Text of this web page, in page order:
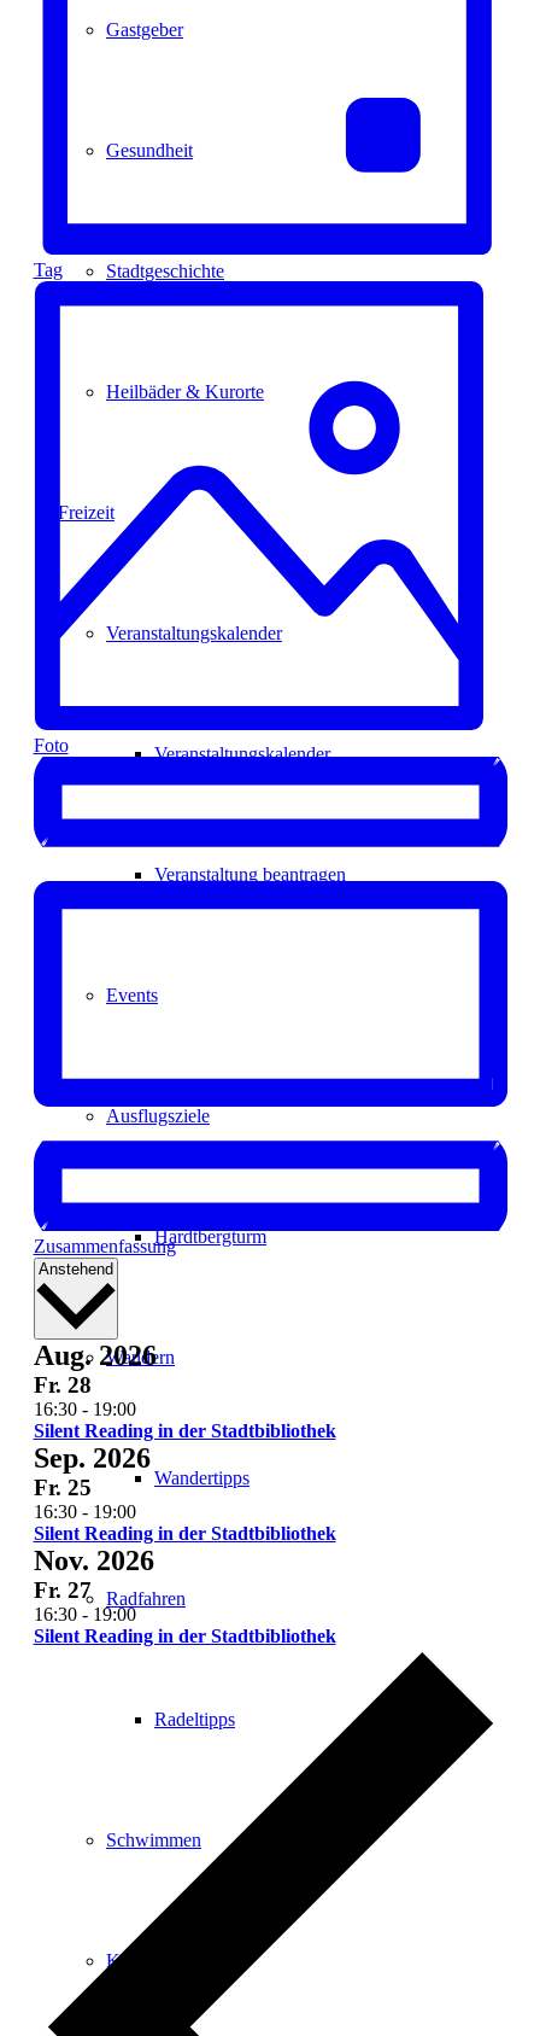
Gastgeber
Gesundheit
Stadtgeschichte
Heilbäder & Kurorte
Freizeit
Veranstaltungskalender
Veranstaltungskalender
Veranstaltung beantragen
Events
Ausflugsziele
Hardtbergturm
Wandern
Wandertipps
Radfahren
Radeltipps
Schwimmen
Kartenvorverkauf
Tag
Foto
Zusammenfassung
Anstehend Datum
Aug. 2026
Fr. 28
16:30- 19:00
Silent Reading in der Stadtbibliothek
Sep. 2026
Fr. 25
16:30- 19:00
Silent Reading in der Stadtbibliothek
Nov. 2026
Fr. 27
16:30- 19:00
Silent Reading in der Stadtbibliothek